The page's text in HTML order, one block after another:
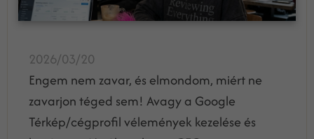
2026/03/20
Engem nem zavar, és elmondom, miért ne
zavarjon téged sem! Avagy a Google
Térkép/cégprofil vélemények kezelése és